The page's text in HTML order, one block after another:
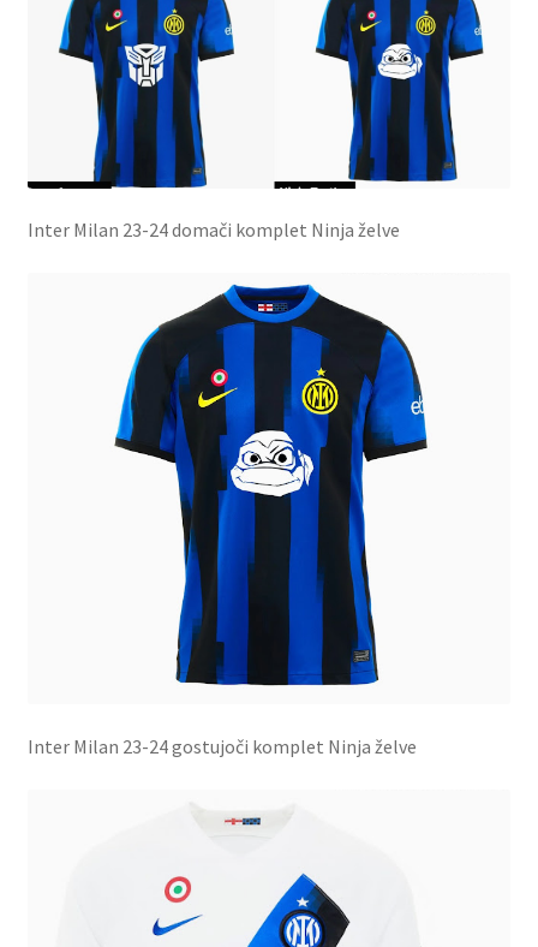
Inter Milan 23-24 domači komplet Ninja želve
Inter Milan 23-24 gostujoči komplet Ninja želve